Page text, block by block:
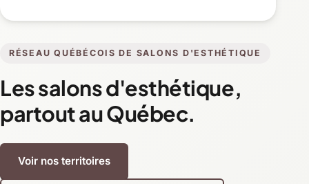
RÉSEAU QUÉBÉCOIS DE SALONS D'ESTHÉTIQUE
Les salons d'esthétique,
partout au Québec.
Voir nos territoires